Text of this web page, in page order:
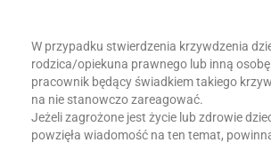
W przypadku stwierdzenia krzywdzenia
rodzica/opiekuna prawnego lub inną
pracownik będący świadkiem takiego
na nie stanowczo zareagować.
Jeżeli zagrożone jest życie lub zdrowie
powzięła wiadomość na ten temat,